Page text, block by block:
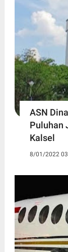
ASN
Puluhan
Kalsel
8/01/2022